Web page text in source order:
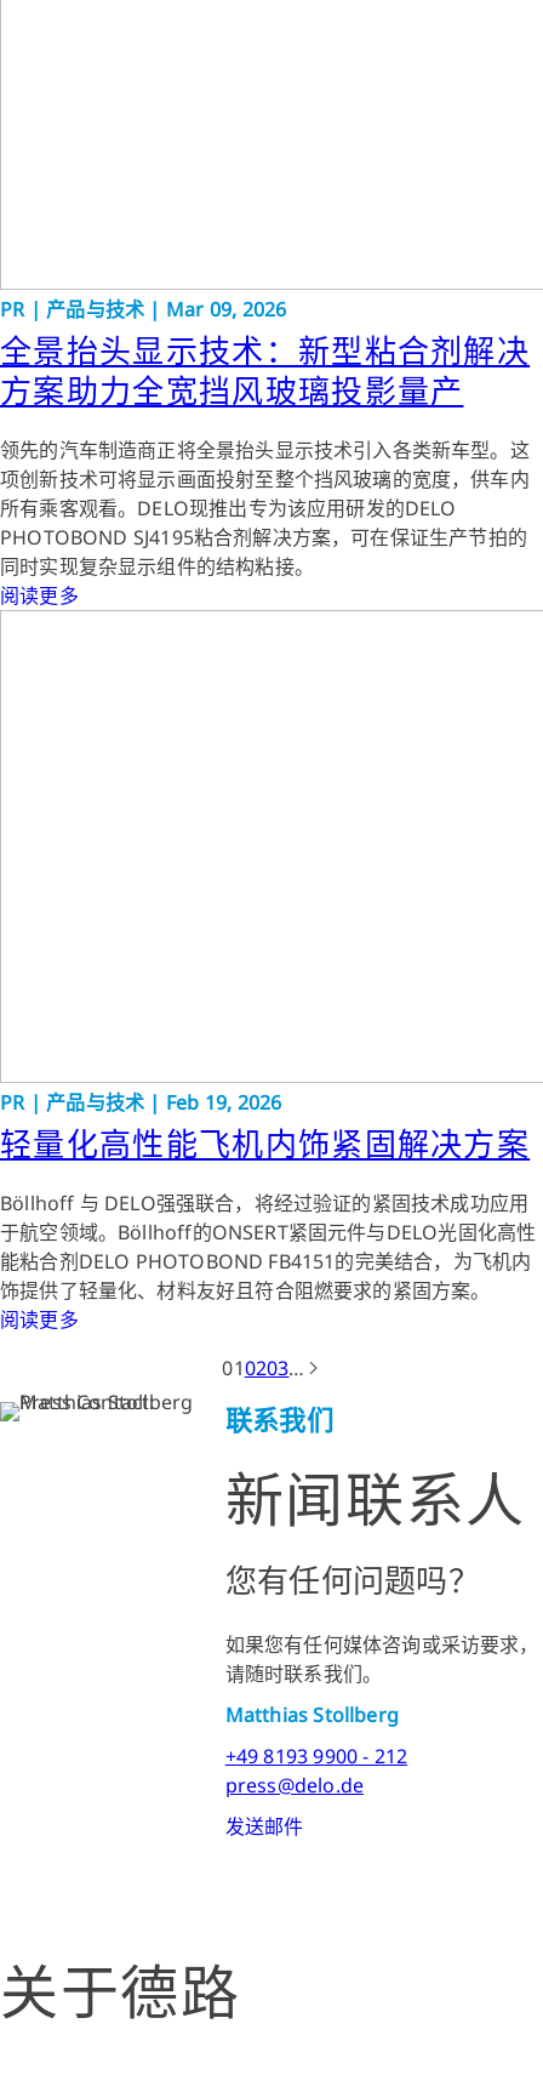
PR | 产品与技术 | Mar 09, 2026
全景抬头显示技术：新型粘合剂解决
方案助力全宽挡风玻璃投影量产
领先的汽车制造商正将全景抬头显示技术引入各类新车型。这
项创新技术可将显示画面投射至整个挡风玻璃的宽度，供车内
所有乘客观看。DELO现推出专为该应用研发的DELO
PHOTOBOND SJ4195粘合剂解决方案，可在保证生产节拍的
同时实现复杂显示组件的结构粘接。
阅读更多
PR | 产品与技术 | Feb 19, 2026
轻量化高性能飞机内饰紧固解决方案
Böllhoff 与 DELO强强联合，将经过验证的紧固技术成功应用
于航空领域。Böllhoff的ONSERT紧固元件与DELO光固化高性
能粘合剂DELO PHOTOBOND FB4151的完美结合，为飞机内
饰提供了轻量化、材料友好且符合阻燃要求的紧固方案。
阅读更多
010203…
联系我们
新闻联系人
您有任何问题吗？
如果您有任何媒体咨询或采访要求，
请随时联系我们。
Matthias Stollberg
+49 8193 9900 - 212
press@delo.de
发送邮件
关于德路